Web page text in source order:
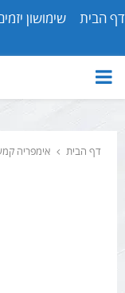
דף הבית שימושון
PRIMARY
דף הבית אימפריה